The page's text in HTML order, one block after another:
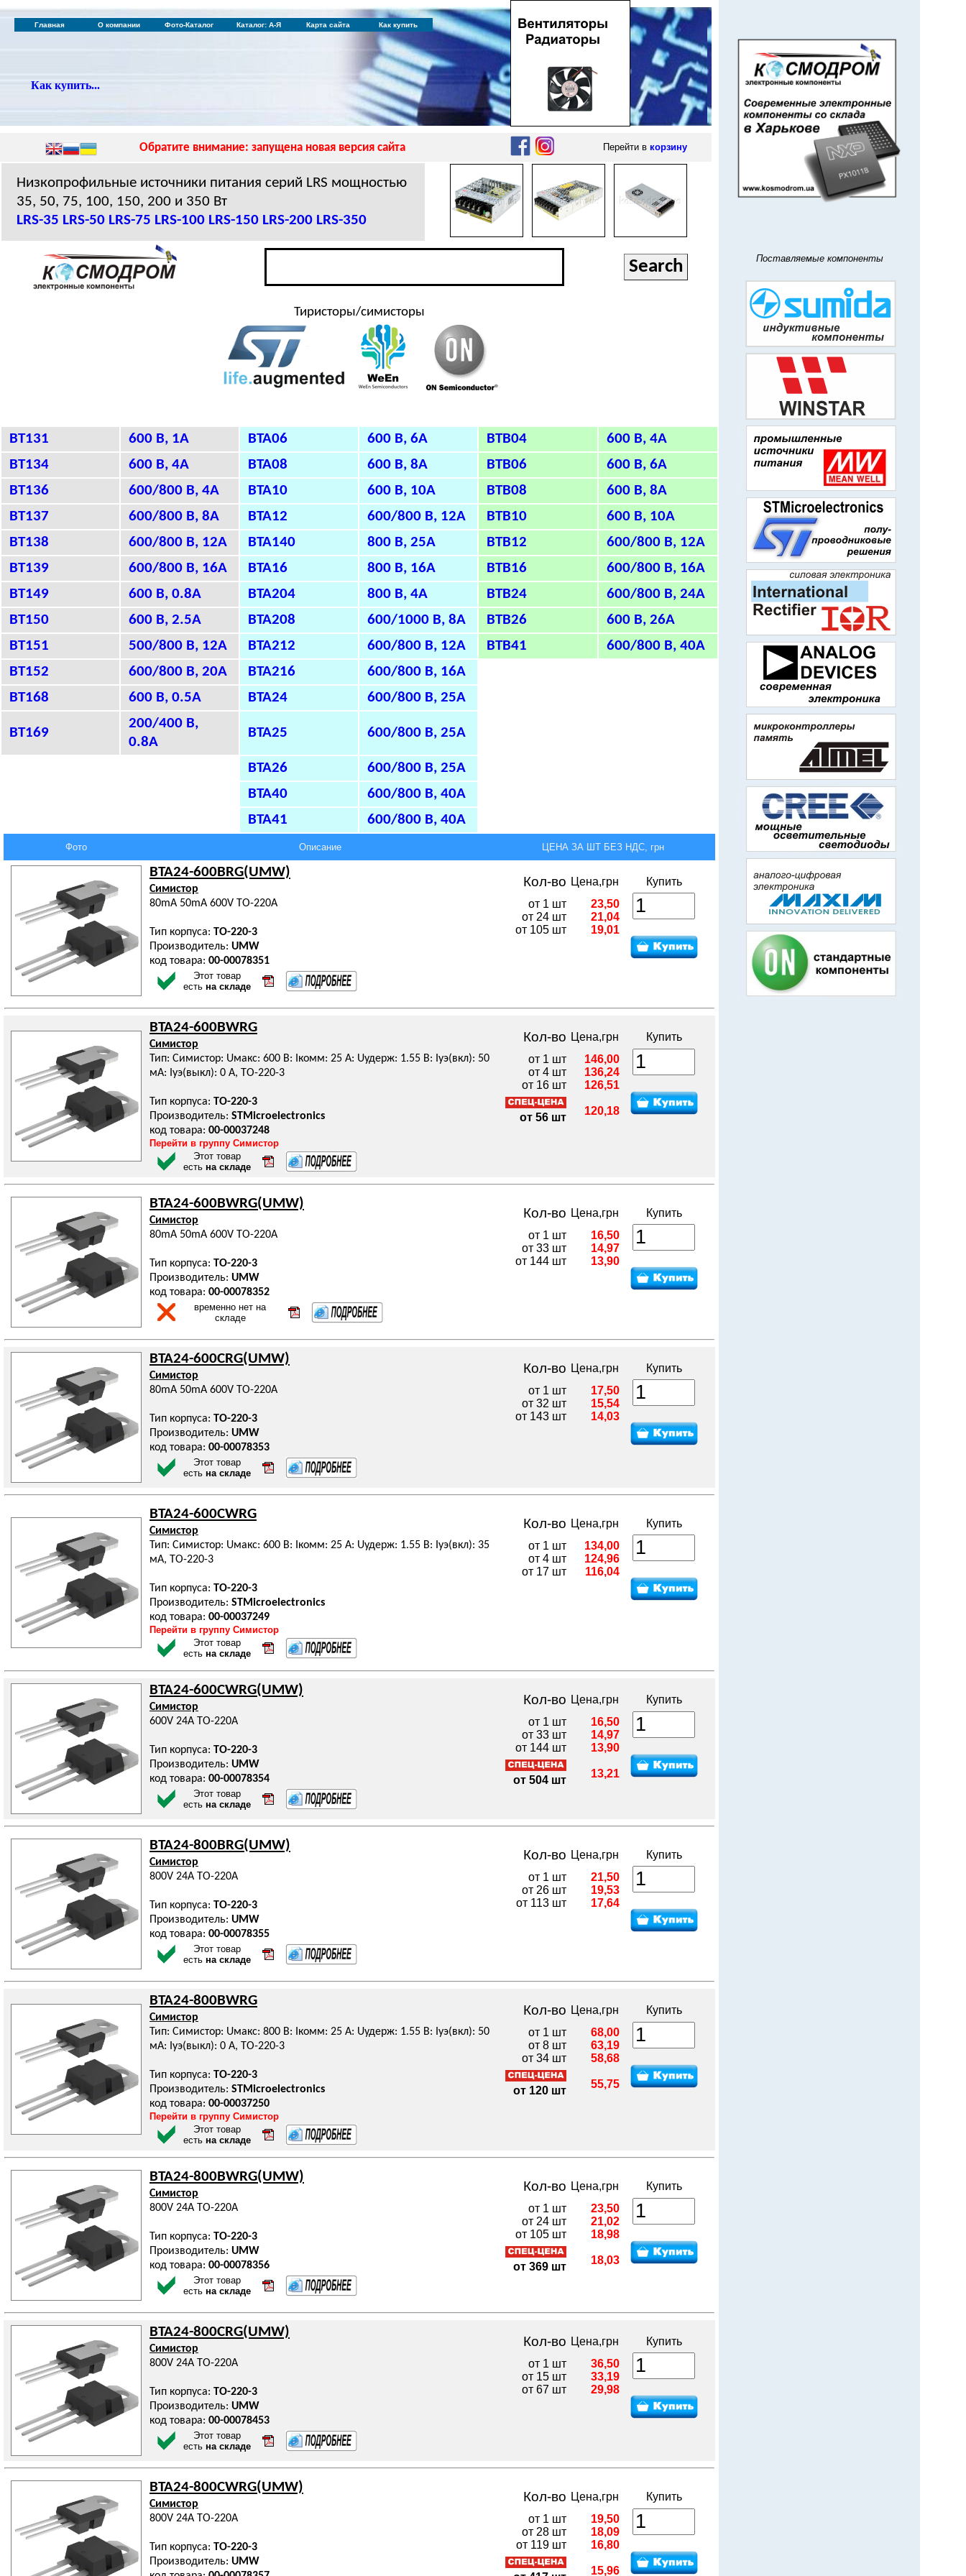
Главная О компании Фото-Каталог Каталог: А-Я Карта сайта Как купить
Как купить...
Обратите внимание: запущена новая версия сайта Перейти в корзину
Низкопрофильные источники питания серий LRS мощностью
35, 50, 75, 100, 150, 200 и 350 Вт
LRS-35 LRS-50 LRS-75 LRS-100 LRS-150 LRS-200 LRS-350
Тиристоры/симисторы
BT131 600 В, 1А BTA06 600 В, 6А BTB04
600 В, 4А
BT134
600 В, 4А BTA08 600 В, 8А BTB06
600 В, 6А
BT136
600/800 В, 4А BTA10 600 В, 10А BTB08
600 В, 8А
BT137
600/800 В, 8А BTA12 600/800 В, 12А BTB10
600 В, 10А
BT138
600/800 В, 12А BTA140 800 В, 25А BTB12
600/800 В, 12А
BT139
600/800 В, 16A BTA16 800 В, 16А BTB16
600/800 В, 16А
BT149
600 В, 0.8A BTA204 800 В, 4А BTB24
600/800 В, 24А
BT150
600 В, 2.5A BTA208 600/1000 В, 8А BTB26
600 В, 26А
BT151
500/800 В, 12А BTA212 600/800 В, 12А BTB41
600/800 В, 40А
BT152
600/800 В, 20A BTA216
600/800 В, 16А
BT168
600 В, 0.5A BTA24 600/800 В, 25А
BT169
200/400 В,
0.8A
BTA25 600/800 В, 25А
BTA26
600/800 В, 25А
BTA40
600/800 В, 40А
BTA41
600/800 В, 40А
Фото Описание ЦЕНА ЗА ШТ БЕЗ НДС, грн
BTA24-600BRG(UMW)
Симистор
80mA 50mA 600V TO-220A
Тип корпуса: TO-220-3
Производитель: UMW
код товара: 00-00078351
Этот товар
есть на складе
Кол-во Цена,грн
Купить
от 1 шт
от 24 шт
от 105 шт
23,50
21,04
19,01
BTA24-600BWRG
Симистор
Тип: Симистор: Uмакс: 600 В: Iкомм: 25 А: Uудерж: 1.55 В: Iуэ(вкл): 50
мА: Iуэ(выкл): 0 А, TO-220-3
Тип корпуса: TO-220-3
Производитель: STMicroelectronics
код товара: 00-00037248
Перейти в группу Симистор
Этот товар
есть на складе
Кол-во Цена,грн
Купить
от 1 шт
от 4 шт
от 16 шт
от 56 шт
146,00
136,24
126,51
120,18
BTA24-600BWRG(UMW)
Симистор
80mA 50mA 600V TO-220A
Тип корпуса: TO-220-3
Производитель: UMW
код товара: 00-00078352
временно нет на
складе
Кол-во Цена,грн
Купить
от 1 шт
от 33 шт
от 144 шт
16,50
14,97
13,90
BTA24-600CRG(UMW)
Симистор
80mA 50mA 600V TO-220A
Тип корпуса: TO-220-3
Производитель: UMW
код товара: 00-00078353
Этот товар
есть на складе
Кол-во Цена,грн
Купить
от 1 шт
от 32 шт
от 143 шт
17,50
15,54
14,03
BTA24-600CWRG
Симистор
Тип: Симистор: Uмакс: 600 В: Iкомм: 25 А: Uудерж: 1.55 В: Iуэ(вкл): 35
мА, TO-220-3
Тип корпуса: TO-220-3
Производитель: STMicroelectronics
код товара: 00-00037249
Перейти в группу Симистор
Этот товар
есть на складе
Кол-во Цена,грн
Купить
от 1 шт
от 4 шт
от 17 шт
134,00
124,96
116,04
BTA24-600CWRG(UMW)
Симистор
600V 24A TO-220A
Тип корпуса: TO-220-3
Производитель: UMW
код товара: 00-00078354
Этот товар
есть на складе
Кол-во Цена,грн
Купить
от 1 шт
от 33 шт
от 144 шт
от 504 шт
16,50
14,97
13,90
13,21
BTA24-800BRG(UMW)
Симистор
800V 24A TO-220A
Тип корпуса: TO-220-3
Производитель: UMW
код товара: 00-00078355
Этот товар
есть на складе
Кол-во Цена,грн
Купить
от 1 шт
от 26 шт
от 113 шт
21,50
19,53
17,64
BTA24-800BWRG
Симистор
Тип: Симистор: Uмакс: 800 В: Iкомм: 25 А: Uудерж: 1.55 В: Iуэ(вкл): 50
мА: Iуэ(выкл): 0 А, TO-220-3
Тип корпуса: TO-220-3
Производитель: STMicroelectronics
код товара: 00-00037250
Перейти в группу Симистор
Этот товар
есть на складе
Кол-во Цена,грн
Купить
от 1 шт
от 8 шт
от 34 шт
от 120 шт
68,00
63,19
58,68
55,75
BTA24-800BWRG(UMW)
Симистор
800V 24A TO-220A
Тип корпуса: TO-220-3
Производитель: UMW
код товара: 00-00078356
Этот товар
есть на складе
Кол-во Цена,грн
Купить
от 1 шт
от 24 шт
от 105 шт
от 369 шт
23,50
21,02
18,98
18,03
BTA24-800CRG(UMW)
Симистор
800V 24A TO-220A
Тип корпуса: TO-220-3
Производитель: UMW
код товара: 00-00078453
Этот товар
есть на складе
Кол-во Цена,грн
Купить
от 1 шт
от 15 шт
от 67 шт
36,50
33,19
29,98
BTA24-800CWRG(UMW)
Симистор
800V 24A TO-220A
Тип корпуса: TO-220-3
Производитель: UMW
Кол-во Цена,грн
Купить
от 1 шт
от 28 шт
от 119 шт
19,50
18,09
16,80
15,96
Поставляемые компоненты